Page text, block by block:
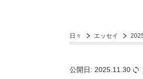
日々 エッセイ
公開日: 2025.11.30